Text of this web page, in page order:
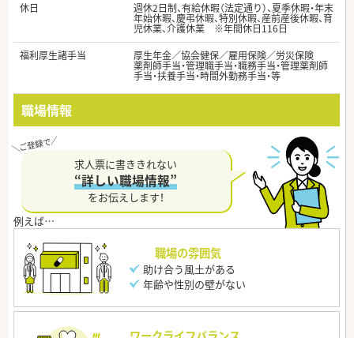
休日
週休2日制、有給休暇（法定通り）、夏季休暇・年末
年始休暇、慶弔休暇、特別休暇、産前産後休暇、育
児休業、介護休業 ※年間休日116日
福利厚生諸手当
厚生年金／協会健保／雇用保険／労災保険
薬剤師手当・管理職手当・職務手当・管理薬剤師
手当・扶養手当・時間外勤務手当・等
職場情報
求人票に書ききれない
“詳しい職場情報”
をお伝えします！
職場の雰囲気
助け合う風土がある
年齢や性別の壁がない